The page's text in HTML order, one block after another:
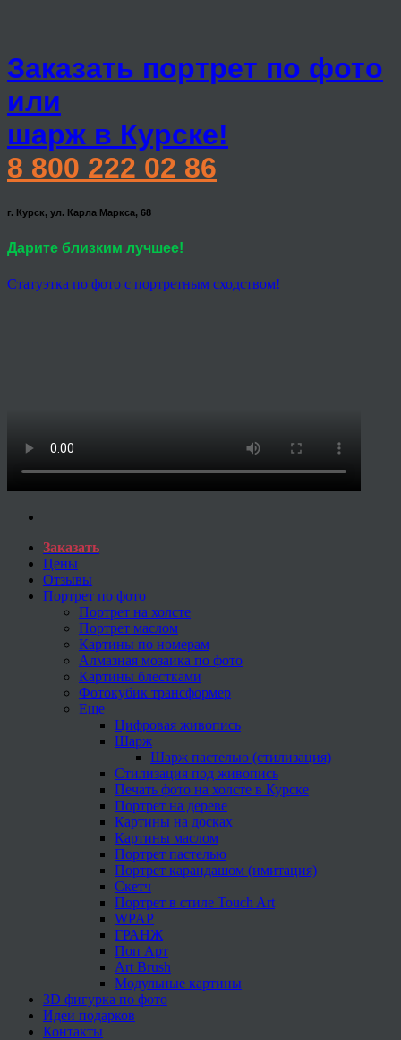
Заказать портрет по фото
или
шарж в Курске!
8 800 222 02 86
г. Курск, ул. Карла Маркса, 68
Дарите близким лучшее!
Статуэтка по фото с портретным сходством!
Заказать
Цены
Отзывы
Портрет по фото
Портрет на холсте
Портрет маслом
Картины по номерам
Алмазная мозаика по фото
Картины блестками
Фотокубик трансформер
Еще
Цифровая живопись
Шарж
Шарж пастелью (стилизация)
Стилизация под живопись
Печать фото на холсте в Курске
Портрет на дереве
Картины на досках
Картины маслом
Портрет пастелью
Портрет карандашом (имитация)
Скетч
Портрет в стиле Touch Art
WPAP
ГРАНЖ
Поп Арт
Art Brush
Модульные картины
3D фигурка по фото
Идеи подарков
Контакты